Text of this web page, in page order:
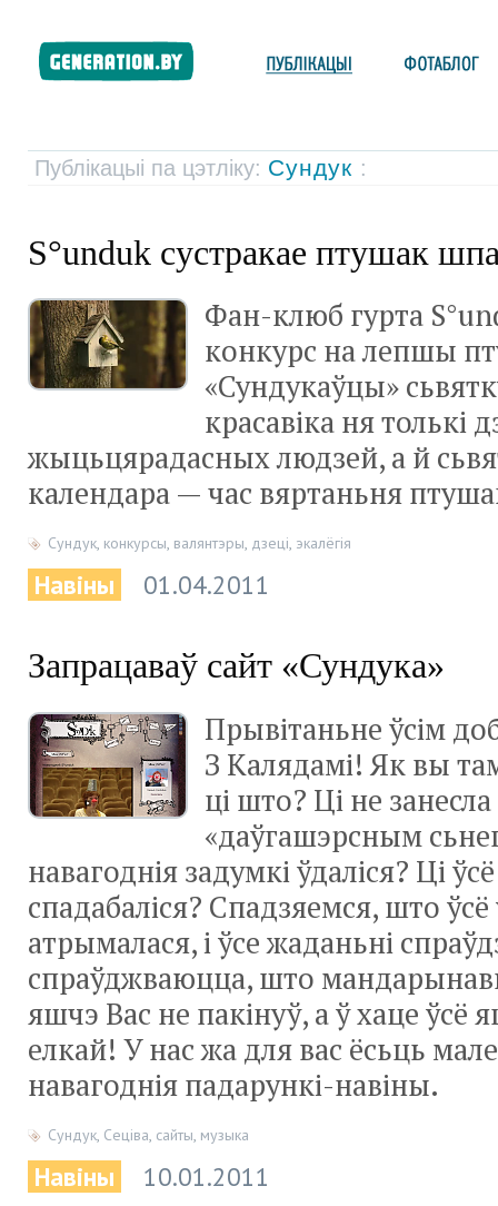
Публікацыі па цэтліку: Сундук :
S°unduk сустракае птушак
Фан-клюб гурта
конкурс на лепшы
«Сундукаўцы»
красавіка ня толькі
жыцьцярадасных людзей, а й
календара — час вяртаньня
Сундук, конкурсы, валянтэры, дзеці, экалёгія
Навіны 01.04.2011
Запрацаваў сайт «Сундука»
Прывітаньне ўсім
З Калядамі! Як вы
ці што? Ці не занесла
«даўгашэрсным
навагоднія задумкі ўдаліся? Ці
спадабаліся? Спадзяемся, што ўсё
атрымалася, і ўсе жаданьні
спраўджваюцца, што
яшчэ Вас не пакінуў, а ў хаце ўсё
елкай! У нас жа для вас ёсьць
навагоднія падарункі-навіны.
Сундук, Сеціва, сайты, музыка
Навіны 10.01.2011